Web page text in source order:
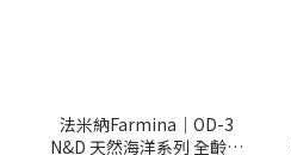
法米納Farmina｜OD-3
N&D 天然海洋系列 全齡犬